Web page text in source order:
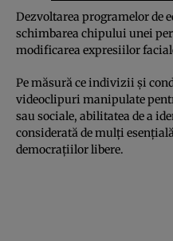
Dezvoltarea programelor de
schimbarea chipului unei
modificarea expresiilor
Pe măsură ce indivizii și
videoclipuri manipulate
sau sociale, abilitatea de a
considerată de mulți
democrațiilor libere.